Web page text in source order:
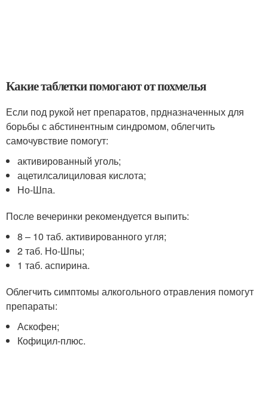
Какие таблетки помогают от похмелья
Если под рукой нет препаратов, прдназначенных для
борьбы с абстинентным синдромом, облегчить
самочувствие помогут:
активированный уголь;
ацетилсалициловая кислота;
Но-Шпа.
После вечеринки рекомендуется выпить:
8 – 10 таб. активированного угля;
2 таб. Но-Шпы;
1 таб. аспирина.
Облегчить симптомы алкогольного отравления помогут
препараты:
Аскофен;
Кофицил-плюс.